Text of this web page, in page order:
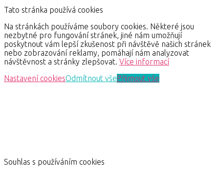
Tato stránka používá cookies
Na stránkách používáme soubory cookies. Některé jsou
nezbytné pro fungování stránek, jiné nám umožňují
poskytnout vám lepší zkušenost při návštěvě našich stránek
nebo zobrazování reklamy, pomáhají nám analyzovat
návštěvnost a stránky zlepšovat. Více informací
Nastavení cookiesOdmítnout všePřijmout vše
Souhlas s používáním cookies